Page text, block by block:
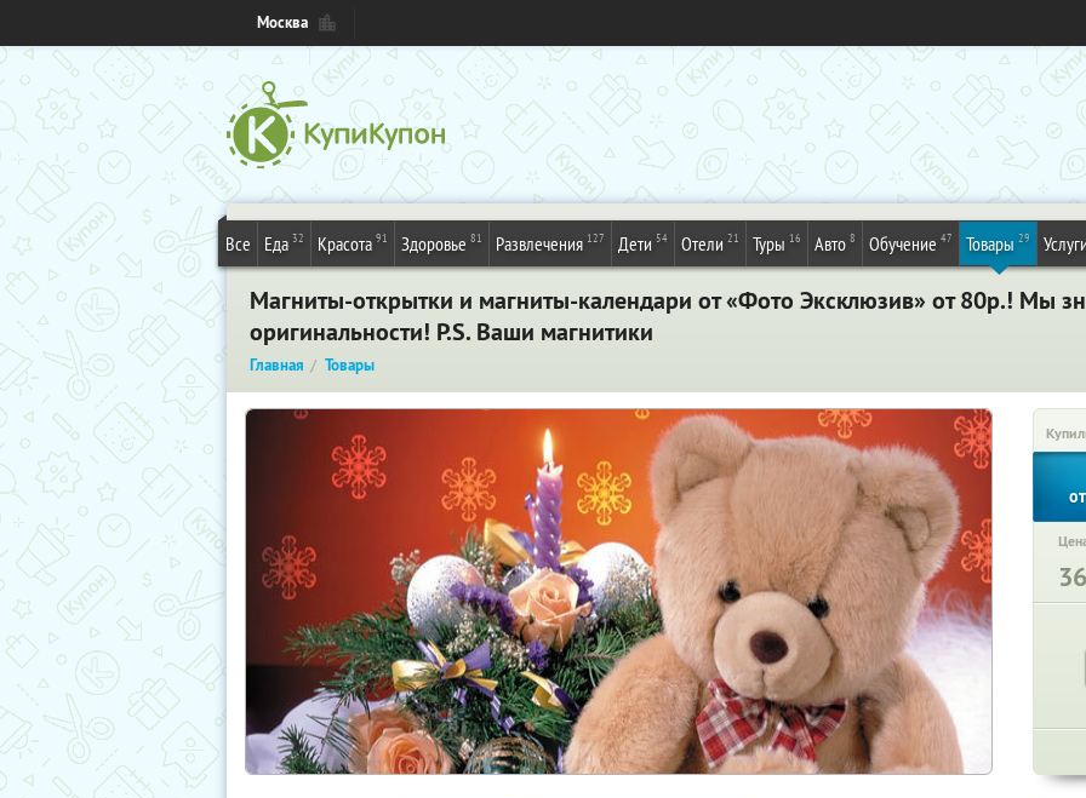
Москва
Все Еда 32 Красота 91 Здоровье 81 Развлечения 127 Дети 54 Отели 21 Туры 16 Авто 8 Обучение 47 Товары 29
Магниты-открытки и магниты-календари от «Фото Эксклюзив» от 80р.! Мы
оригинальности! P.S. Ваши магнитики
Главная Товары